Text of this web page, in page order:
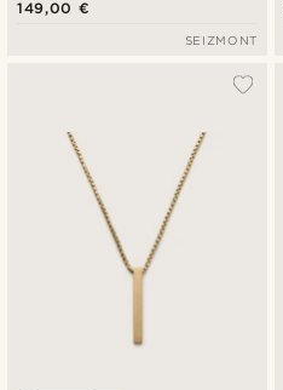
149,00 €
SEIZMONT